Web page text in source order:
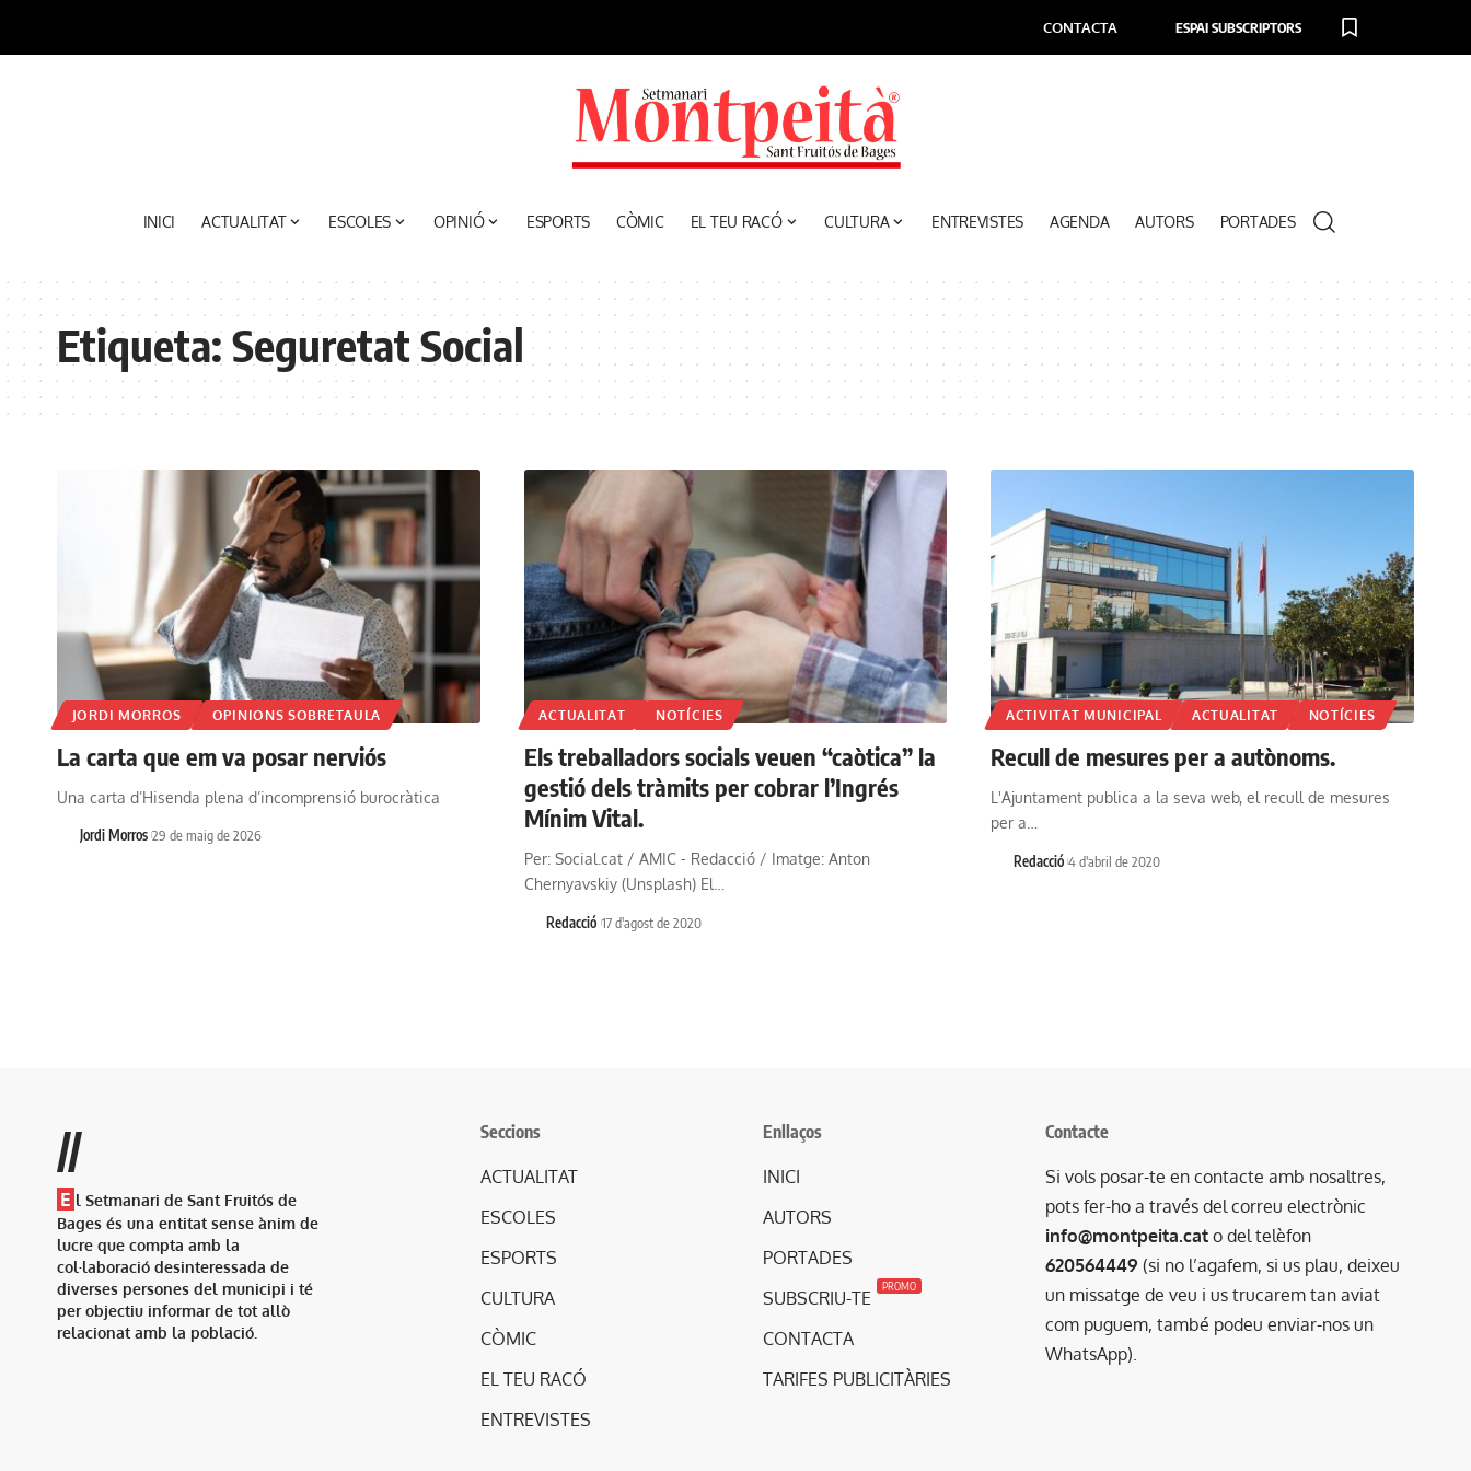
CONTACTA ESPAI SUBSCRIPTORS
INICI ACTUALITAT ESCOLES OPINIÓ ESPORTS CÒMIC EL TEU RACÓ CULTURA ENTREVISTES AGENDA AUTORS PORTADES
Etiqueta:Seguretat Social
JORDI MORROS OPINIONS SOBRETAULA
La carta que em va posar nerviós
Una carta d’Hisenda plena d’incomprensió burocràtica
Jordi Morros 29 de maig de 2026
ACTUALITAT NOTÍCIES
Els treballadors socials veuen “caòtica” la
gestió dels tràmits per cobrar l’Ingrés
Mínim Vital.
Per: Social.cat / AMIC - Redacció / Imatge: Anton
Chernyavskiy (Unsplash) El…
Redacció 17 d'agost de 2020
ACTIVITAT MUNICIPAL ACTUALITAT NOTÍCIES
Recull de mesures per a autònoms.
L'Ajuntament publica a la seva web, el recull de mesures
per a…
Redacció 4 d'abril de 2020
//
E l Setmanari de Sant Fruitós de
Bages és una entitat sense ànim de
lucre que compta amb la
col·laboració desinteressada de
diverses persones del municipi i té
per objectiu informar de tot allò
relacionat amb la població.
Seccions
ACTUALITAT
ESCOLES
ESPORTS
CULTURA
CÒMIC
EL TEU RACÓ
ENTREVISTES
Enllaços
INICI
AUTORS
PORTADES
SUBSCRIU-TE
PROMO
CONTACTA
TARIFES PUBLICITÀRIES
Contacte
Si vols posar-te en contacte amb nosaltres,
pots fer-ho a través del correu electrònic
info@montpeita.cat o del telèfon
620564449 (si no l’agafem, si us plau, deixeu
un missatge de veu i us trucarem tan aviat
com puguem, també podeu enviar-nos un
WhatsApp).